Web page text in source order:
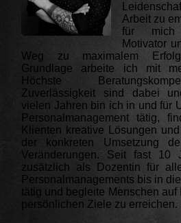
Arbeit zu
für
Motivator
Weg zu maximalem
Grundlage arbeite ich mit
Höchste
Zuverlässigkeit sind dabei
vielen Jahren bin ich in und für
Personalmanagement tätig,
Klienten kreative Lösungen
der konkreten Umsetzung
Veränderungen. Seit fast 10
zusätzlich als Dozentin für
Personalmanagements bis in
tätig und begleite Menschen auf
persönlichen Ziele zu erreichen.